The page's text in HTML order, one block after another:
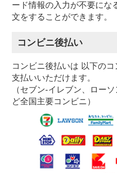
ード情報の入力が不要にな
文をすることができます。
コンビニ後払い
コンビニ後払いは 以下の
支払いいただけます。
（セブン-イレブン、ロー
ど全国主要コンビニ）